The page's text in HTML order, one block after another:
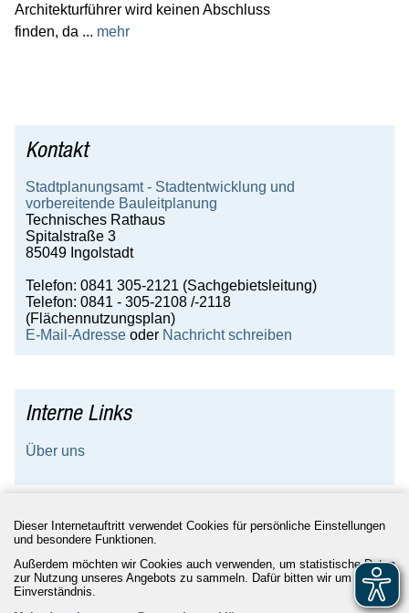
Dieser Internetauftritt verwendet Cookies für persönliche Einstellungen
und besondere Funktionen.
Außerdem möchten wir Cookies auch verwenden, um statistische Daten
zur Nutzung unseres Angebots zu sammeln. Dafür bitten wir um Ihr
Einverständnis.
Architekturführer wird keinen Abschluss
finden, da ... mehr
Kontakt
Stadtplanungsamt - Stadtentwicklung und
vorbereitende Bauleitplanung
Technisches Rathaus
Spitalstraße 3
85049 Ingolstadt
Telefon: 0841 305-2121 (Sachgebietsleitung)
Telefon: 0841 - 305-2108 /-2118
(Flächennutzungsplan)
E-Mail-Adresse oder Nachricht schreiben
Interne Links
Über uns
Leichte Sprache